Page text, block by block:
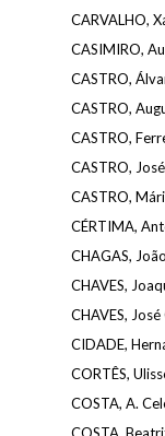
CARVALHO,
CASIMIRO,
CASTRO,
CASTRO,
CASTRO,
CASTRO,
CASTRO,
CÉRTIMA,
CHAGAS, João
CHAVES,
CHAVES,
CIDADE,
CORTÊS,
COSTA, A.